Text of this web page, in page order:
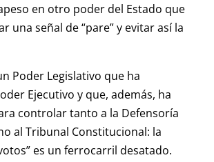
en otro poder del Estado que
una señal de “pare” y evitar así la
Poder Legislativo que ha
Ejecutivo y que, además, ha
controlar tanto a la Defensoría
al Tribunal Constitucional: la
es un ferrocarril desatado.